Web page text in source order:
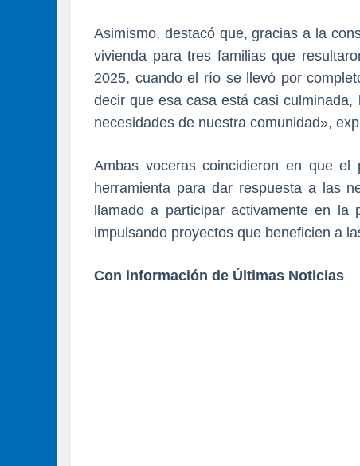
Asimismo, destacó que, gracias a la
vivienda para tres familias que
2025, cuando el río se llevó por
decir que esa casa está casi
necesidades de nuestra comunidad»,
Ambas voceras coincidieron en que
herramienta para dar respuesta a las
llamado a participar activamente en la
impulsando proyectos que beneficien a
Con información de Últimas Noticias